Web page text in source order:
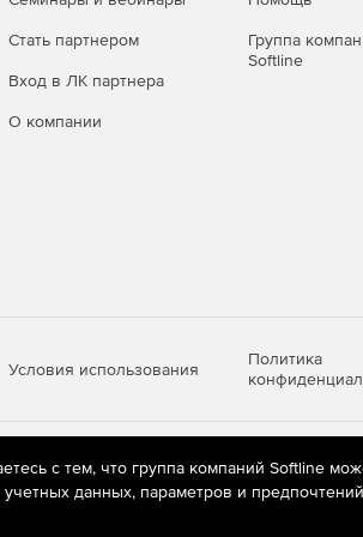
Стать партнером
Вход в ЛК партнера
О компании
Группа
Softline
Условия использования
Политика
(информационные технологии
сети «Интернет», находящихся на
с тем, что группа компаний Softline
данных, параметров и